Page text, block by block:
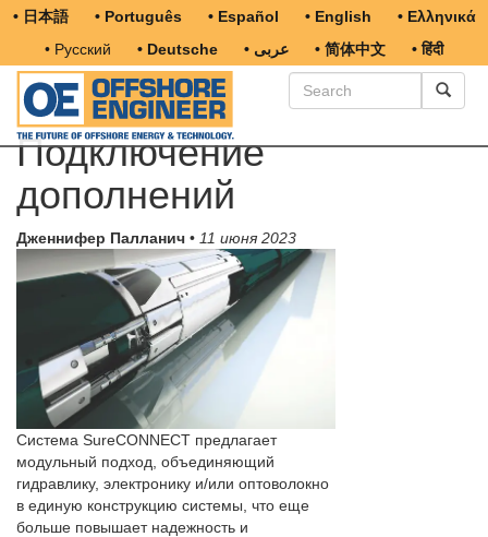
• 日本語 • Português • Español • English
• Ελληνικά
• Русский
• Deutsche • عربى • 简体中文 • हिंदी
Подключение
дополнений
Дженнифер Палланич • 11 июня 2023
Система SureCONNECT предлагает
модульный подход, объединяющий
гидравлику, электронику и/или оптоволокно
в единую конструкцию системы, что еще
больше повышает надежность и